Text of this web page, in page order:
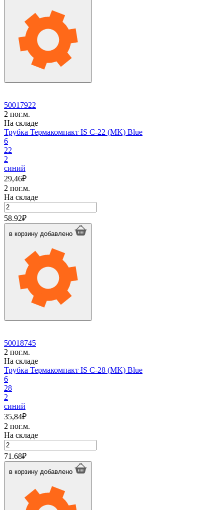
Blue
50017922
2 пог.м.
На складе
Трубка Термакомпакт IS C-22 (MK) Blue
6
22
2
синий
29,46₽
2 пог.м.
На складе
Количество
товара
Трубка
Термакомпакт
Blue
58.92₽
в корзину добавлено
50018745
2 пог.м.
На складе
Трубка Термакомпакт IS C-28 (MK) Blue
6
28
2
синий
35,84₽
2 пог.м.
На складе
Количество
товара
Трубка
Термакомпакт
71.68₽
в корзину добавлено